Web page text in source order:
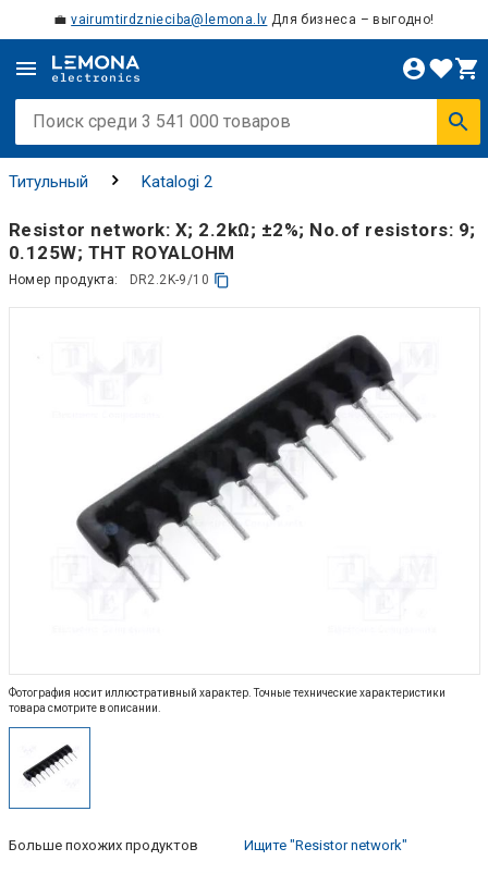
💼vairumtirdznieciba@lemona.lv Для бизнеса – выгодно!
Титульный Katalogi 2
Resistor network: X; 2.2kΩ; ±2%; No.of resistors: 9;
0.125W; THT ROYALOHM
Номер продукта: DR2.2K-9/10
Фотография носит иллюстративный характер. Точные технические характеристики
товара смотрите в описании.
Больше похожих продуктов Ищите "Resistor network"